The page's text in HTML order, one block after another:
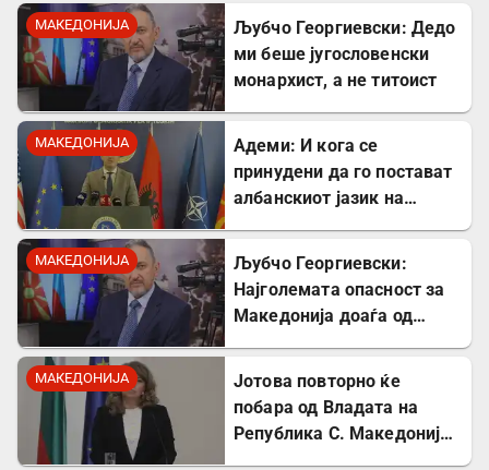
двегодишен внук
МАКЕДОНИЈА
Љубчо Георгиевски: Дедо
ми беше југословенски
монархист, а не титоист
МАКЕДОНИЈА
Адеми: И кога се
принудени да го постават
албанскиот јазик на
МАКЕДОНИЈА
Љубчо Георгиевски:
Најголемата опасност за
Македонија доаѓа од
МАКЕДОНИЈА
Јотова повторно ќе
побара од Владата на
Република С. Македонија